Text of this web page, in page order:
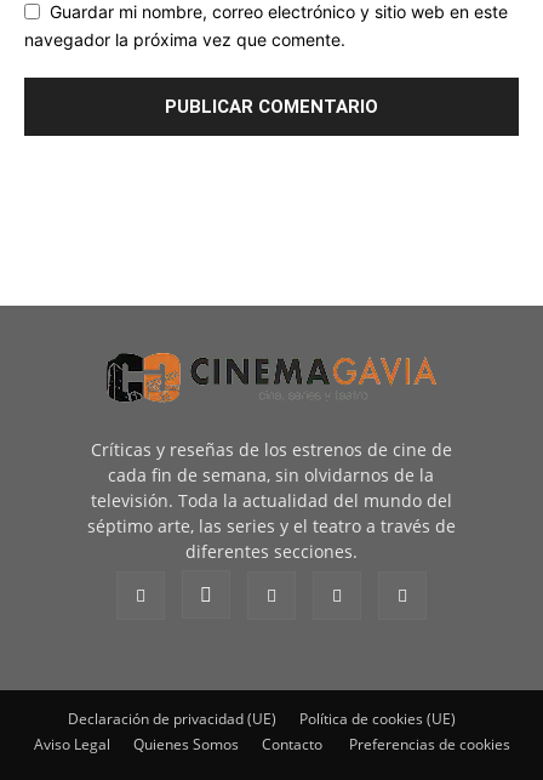
Guardar mi nombre, correo electrónico y sitio web en este
navegador la próxima vez que comente.
Críticas y reseñas de los estrenos de cine de
cada fin de semana, sin olvidarnos de la
televisión. Toda la actualidad del mundo del
séptimo arte, las series y el teatro a través de
diferentes secciones.
Declaración de privacidad (UE)
Política de cookies (UE)
Aviso Legal
Quienes Somos Contacto Preferencias de cookies